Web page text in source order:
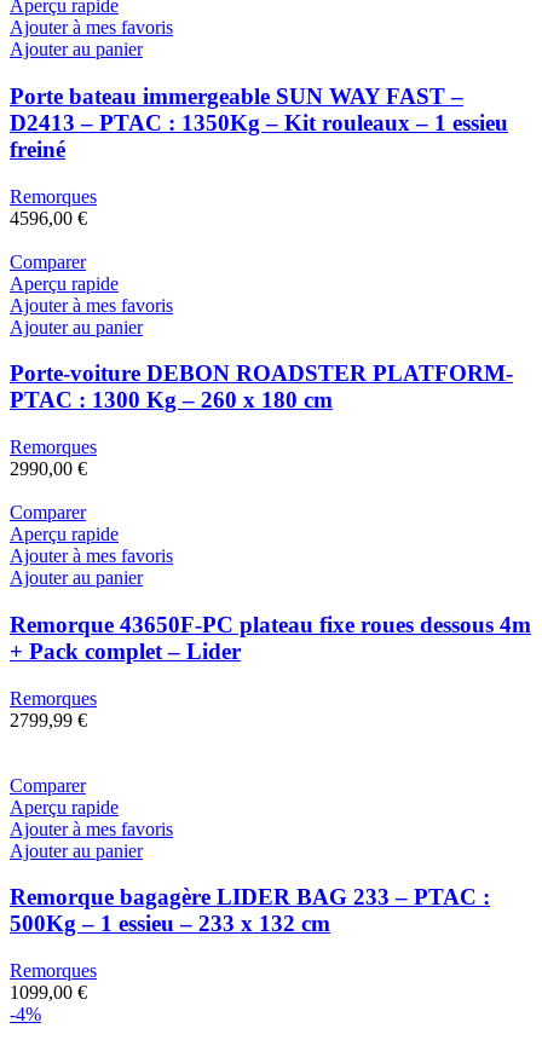
Aperçu rapide
Ajouter à mes favoris
Ajouter au panier
Porte bateau immergeable SUN WAY FAST –
D2413 – PTAC : 1350Kg – Kit rouleaux – 1 essieu
freiné
Remorques
4596,00 €
Comparer
Aperçu rapide
Ajouter à mes favoris
Ajouter au panier
Porte-voiture DEBON ROADSTER PLATFORM-
PTAC : 1300 Kg – 260 x 180 cm
Remorques
2990,00 €
Comparer
Aperçu rapide
Ajouter à mes favoris
Ajouter au panier
Remorque 43650F-PC plateau fixe roues dessous 4m
+ Pack complet – Lider
Remorques
2799,99 €
Comparer
Aperçu rapide
Ajouter à mes favoris
Ajouter au panier
Remorque bagagère LIDER BAG 233 – PTAC :
500Kg – 1 essieu – 233 x 132 cm
Remorques
1099,00 €
-4%